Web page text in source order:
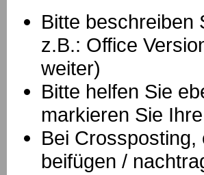
Bitte beschreiben
z.B.: Office
weiter)
Bitte helfen Sie
markieren Sie
Bei
beifügen /